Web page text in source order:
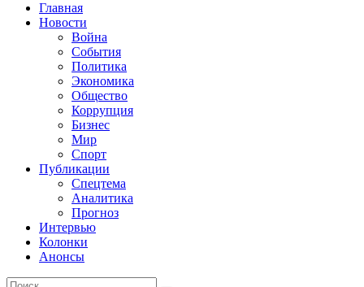
Главная
Новости
Война
События
Политика
Экономика
Общество
Коррупция
Бизнес
Мир
Спорт
Публикации
Спецтема
Аналитика
Прогноз
Интервью
Колонки
Анонсы